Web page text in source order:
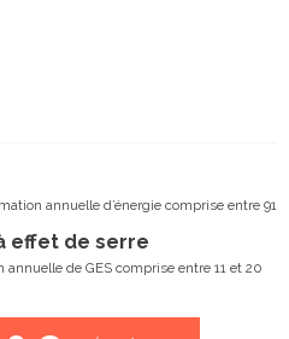
annuelle d’énergie comprise entre 91
effet de serre
de GES comprise entre 11 et 20